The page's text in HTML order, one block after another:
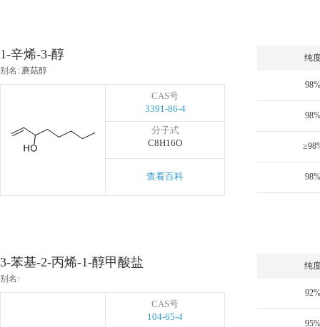
1-辛烯-3-醇
别名: 蘑菇醇
CAS号
3391-86-4
分子式
C8H16O
查看百科
纯
98%
98%
98%
3-苯基-2-丙烯-1-醇甲酸盐
别名:
CAS号
104-65-4
纯
92%
95%